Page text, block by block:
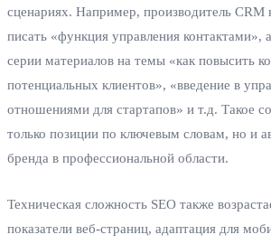
сценариях. Например, производитель CRM
писать «функция управления контактами»,
серии материалов на темы «как повысить
потенциальных клиентов», «введение в
отношениями для стартапов» и т.д. Такое
только позиции по ключевым словам, но и
бренда в профессиональной области.
Техническая сложность SEO также
показатели веб-страниц, адаптация для